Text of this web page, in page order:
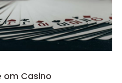
om Casino